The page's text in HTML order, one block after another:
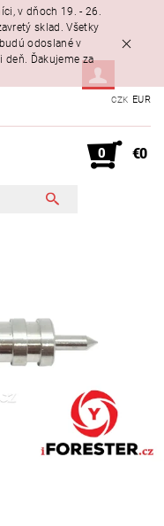
v dňoch 19. - 26.
sklad. Všetky
odoslané v
deň. Ďakujeme za
CZK EUR
0 €0